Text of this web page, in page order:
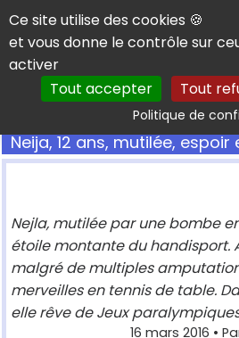
Panneau de gestion des cookies
Ce site utilise des cookies 🍪
et vous donne le contrôle sur
activer
Tout accepter
Tout
Politique de
Neija, 12 ans, mutilée,
Nejla, mutilée par une bombe
étoile montante du handisport.
malgré de multiples
merveilles en tennis de table.
elle rêve de Jeux
16 mars 2016 •